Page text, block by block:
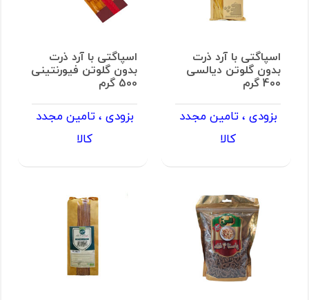
اسپاگتی با آرد ذرت
بدون گلوتن دیالسی
400 گرم
بزودی ، تامین مجدد
کالا
اسپاگتی با آرد ذرت
بدون گلوتن فیورنتینی
500 گرم
بزودی ، تامین مجدد
کالا